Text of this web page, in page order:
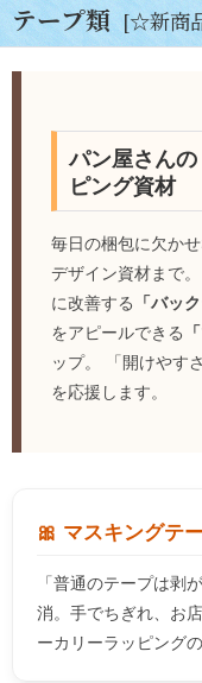
テープ類 [☆新商
パン屋さん
ピング資材
毎日の梱包に欠か
デザイン資材まで
に改善する 「バッ
をアピールできる
ップ。 「開けやす
を応援します。
🎀 マスキングテ
「普通のテープは剥
消。手でちぎれ、お
ーカリーラッピングの